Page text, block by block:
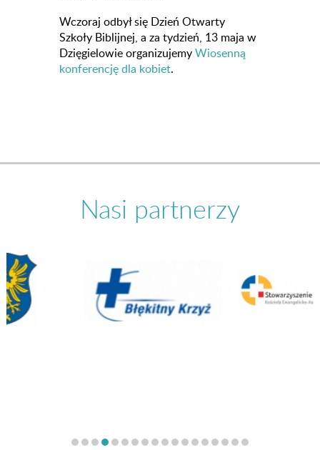
Wczoraj odbył się Dzień Otwarty
Szkoły Biblijnej, a za tydzień, 13 maja w
Dzięgielowie organizujemyWiosenną
konferencję dla kobiet.
Nasi partnerzy